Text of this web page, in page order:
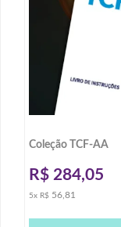
Coleção TCF-AA
R$ 284,05
5x R$ 56,81